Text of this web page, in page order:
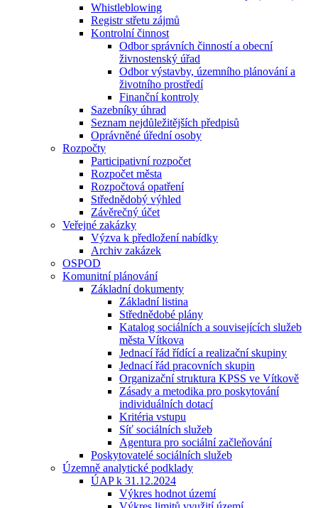
Whistleblowing
Registr střetu zájmů
Kontrolní činnost
Odbor správních činností a obecní
živnostenský úřad
Odbor výstavby, územního plánování a
životního prostředí
Finanční kontroly
Sazebníky úhrad
Seznam nejdůležitějších předpisů
Oprávněné úřední osoby
Rozpočty
Participativní rozpočet
Rozpočet města
Rozpočtová opatření
Střednědobý výhled
Závěrečný účet
Veřejné zakázky
Výzva k předložení nabídky
Archiv zakázek
OSPOD
Komunitní plánování
Základní dokumenty
Základní listina
Střednědobé plány
Katalog sociálních a souvisejících služeb
města Vítkova
Jednací řád řídící a realizační skupiny
Jednací řád pracovních skupin
Organizační struktura KPSS ve Vítkově
Zásady a metodika pro poskytování
individuálních dotací
Kritéria vstupu
Síť sociálních služeb
Agentura pro sociální začleňování
Poskytovatelé sociálních služeb
Územně analytické podklady
ÚAP k 31.12.2024
Výkres hodnot území